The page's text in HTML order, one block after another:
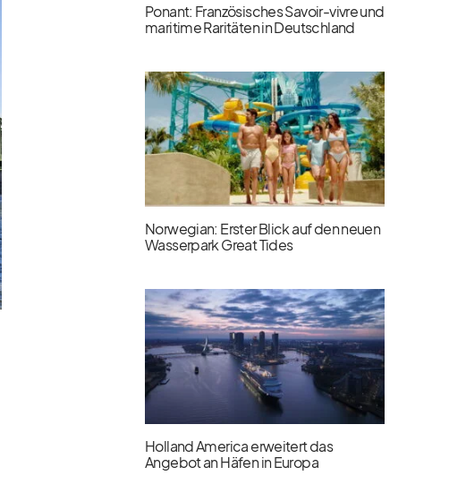
Ponant: Französisches Savoir-vivre und
maritime Raritäten in Deutschland
Norwegian: Erster Blick auf den neuen
Wasserpark Great Tides
Holland America erweitert das
Angebot an Häfen in Europa